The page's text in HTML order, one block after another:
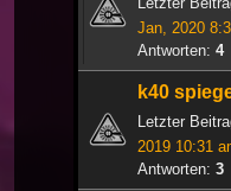
Jan, 2020
Antworten: 4
k40
Letzter
2019 10:31
Antworten: 3